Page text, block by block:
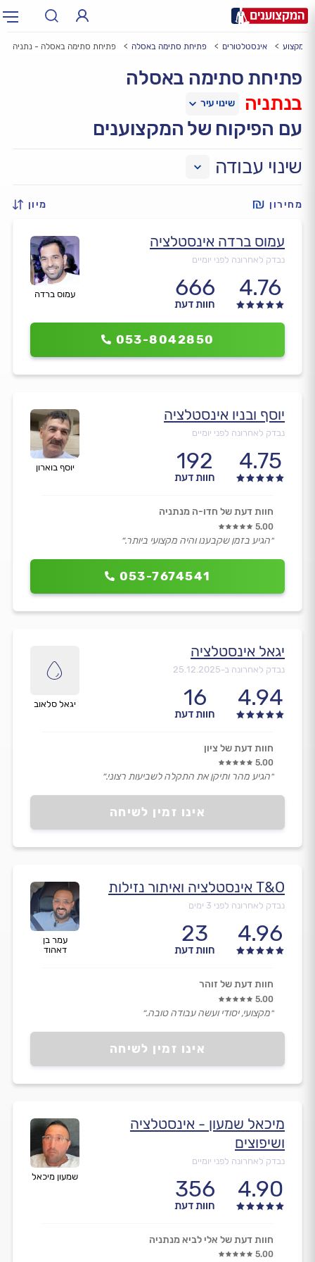
עירעיר: תל אביב, חיפה…
מקצוע אינסטלטורים פתיחת סתימה באסלה פתיחת סתימה באסלה - נתניה
פתיחת סתימה באסלה
בנתניה
עם הפיקוח של המקצוענים
שינוי עבודה
מחירון מיון
עמוס ברדה
עמוס ברדה אינסטלציה
נבדק לאחרונה לפני יומיים
4.76
666
חוות דעת
053-8042850
יוסף בוארון
יוסף ובניו אינסטלציה
נבדק לאחרונה לפני יומיים
4.75
192
חוות דעת
053-7674541
חוות דעת של חדו-ה מנתניה
5.00
״הגיע בזמן שקבענו והיה מקצועי ביותר.״
יגאל סלאוב
יגאל אינסטלציה
נבדק לאחרונה ב-25.12.2025
4.94
16
חוות דעת
אינו זמין לשיחה
חוות דעת של ציון
5.00
״הגיע מהר ותיקן את התקלה לשביעות רצוני.״
עמר בן
דאהוד
T&O אינסטלציה ואיתור נזילות
נבדק לאחרונה לפני 3 ימים
4.96
23
חוות דעת
אינו זמין לשיחה
חוות דעת של זוהר
5.00
״מקצועי, יסודי ועשה עבודה טובה.״
שמעון מיכאל
מיכאל שמעון - אינסטלציה
ושיפוצים
נבדק לאחרונה לפני יומיים
4.90
356
חוות דעת
חוות דעת של אלי לביא מנתניה
5.00